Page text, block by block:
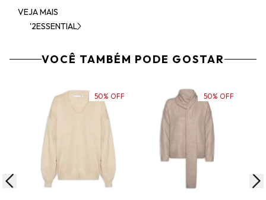
VEJA MAIS
'2ESSENTIAL
VOCÊ TAMBÉM PODE GOSTAR
50% OFF
ADICIONAR AO CARRINHO
50% OFF